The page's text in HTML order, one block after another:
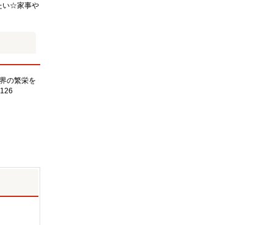
い☆家事や
の繁栄を